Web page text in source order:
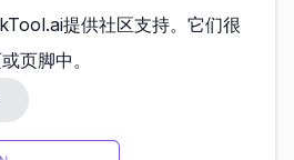
提供社区支持。它们很
页脚中。